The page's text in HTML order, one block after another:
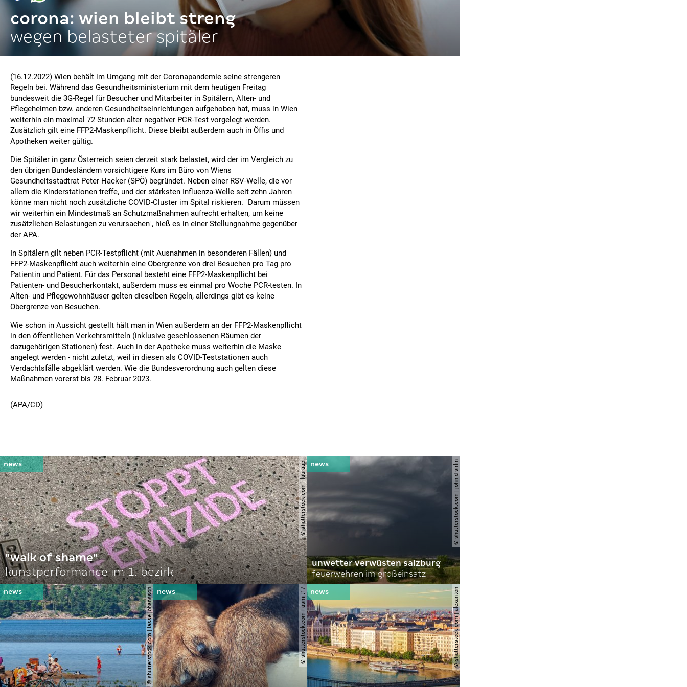
corona: wien bleibt streng
wegen belasteter spitäler
(16.12.2022) Wien behält im Umgang mit der Coronapandemie seine strengeren
Regeln bei. Während das Gesundheitsministerium mit dem heutigen Freitag
bundesweit die 3G-Regel für Besucher und Mitarbeiter in Spitälern, Alten- und
Pflegeheimen bzw. anderen Gesundheitseinrichtungen aufgehoben hat, muss in Wien
weiterhin ein maximal 72 Stunden alter negativer PCR-Test vorgelegt werden.
Zusätzlich gilt eine FFP2-Maskenpflicht. Diese bleibt außerdem auch in Öffis und
Apotheken weiter gültig.
Die Spitäler in ganz Österreich seien derzeit stark belastet, wird der im Vergleich zu
den übrigen Bundesländern vorsichtigere Kurs im Büro von Wiens
Gesundheitsstadtrat Peter Hacker (SPÖ) begründet. Neben einer RSV-Welle, die vor
allem die Kinderstationen treffe, und der stärksten Influenza-Welle seit zehn Jahren
könne man nicht noch zusätzliche COVID-Cluster im Spital riskieren. "Darum müssen
wir weiterhin ein Mindestmaß an Schutzmaßnahmen aufrecht erhalten, um keine
zusätzlichen Belastungen zu verursachen", hieß es in einer Stellungnahme gegenüber
der APA.
In Spitälern gilt neben PCR-Testpflicht (mit Ausnahmen in besonderen Fällen) und
FFP2-Maskenpflicht auch weiterhin eine Obergrenze von drei Besuchen pro Tag pro
Patientin und Patient. Für das Personal besteht eine FFP2-Maskenpflicht bei
Patienten- und Besucherkontakt, außerdem muss es einmal pro Woche PCR-testen. In
Alten- und Pflegewohnhäuser gelten dieselben Regeln, allerdings gibt es keine
Obergrenze von Besuchen.
Wie schon in Aussicht gestellt hält man in Wien außerdem an der FFP2-Maskenpflicht
in den öffentlichen Verkehrsmitteln (inklusive geschlossenen Räumen der
dazugehörigen Stationen) fest. Auch in der Apotheke muss weiterhin die Maske
angelegt werden - nicht zuletzt, weil in diesen als COVID-Teststationen auch
Verdachtsfälle abgeklärt werden. Wie die Bundesverordnung auch gelten diese
Maßnahmen vorerst bis 28. Februar 2023.
(APA/CD)
© shutterstock.com | lauraapl
"walk of shame"
kunstperformance im 1. bezirk
© shutterstock.com | john d sirlin
unwetter verwüsten salzburg
feuerwehren im großeinsatz
© shutterstock.com | lasse johansson © shutterstock.com | asmit17 © shutterstock.com | alexanton